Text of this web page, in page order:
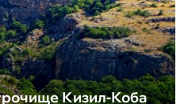
Кизил-Коба